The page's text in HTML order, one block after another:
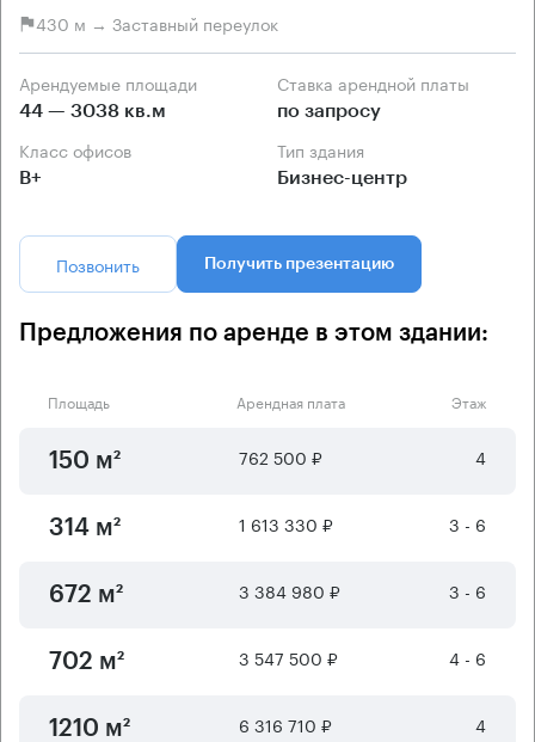
430 м → Заставный переулок
Арендуемые площади
44 — 3038 кв.м
Ставка арендной платы
по запросу
Класс офисов
B+
Тип здания
Бизнес-центр
Позвонить Получить презентацию
Предложения по аренде в этом здании:
Площадь Арендная плата Этаж
150 м² 762 500 ₽ 4
314 м² 1 613 330 ₽ 3 - 6
672 м² 3 384 980 ₽ 3 - 6
702 м² 3 547 500 ₽ 4 - 6
1210 м² 6 316 710 ₽ 4